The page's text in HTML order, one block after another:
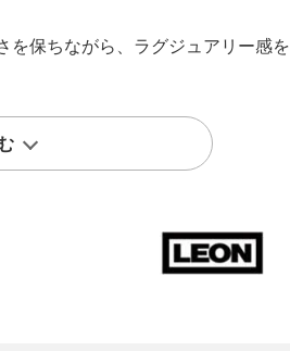
を保ちながら、ラグジュアリー感を